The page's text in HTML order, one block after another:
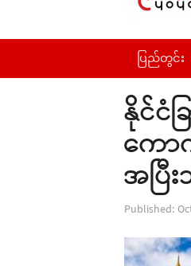
ပြည်တွင်း
နိုင်ငံ
ကေ
အပ
Published: